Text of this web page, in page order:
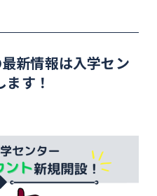
新情報は入学セン
す！